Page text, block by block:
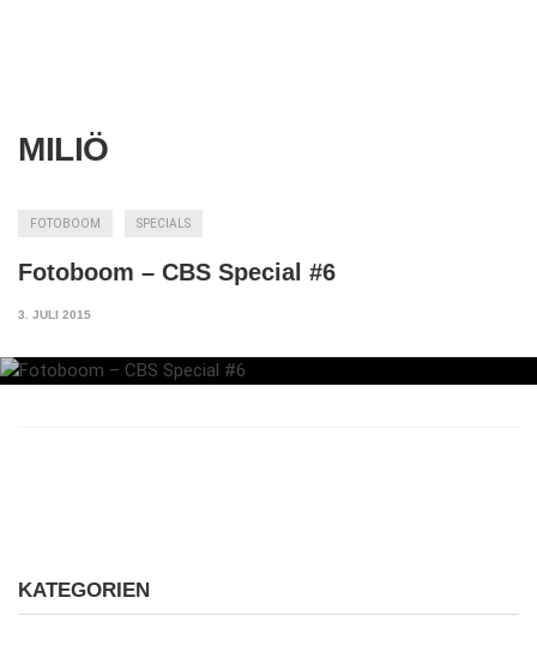
MILIÖ
FOTOBOOM SPECIALS
Fotoboom – CBS Special #6
3. JULI 2015
KATEGORIEN